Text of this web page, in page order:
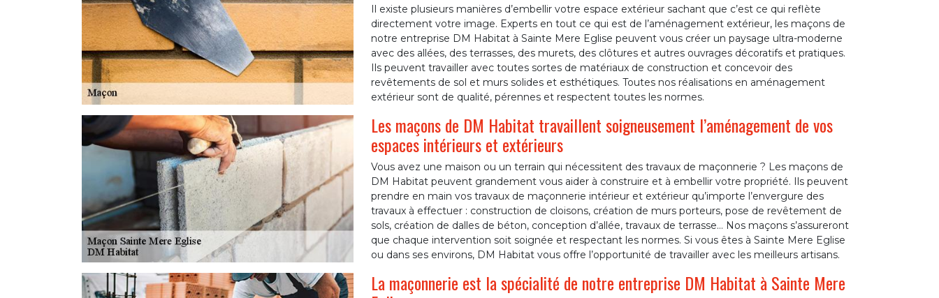
Il existe plusieurs manières d’embellir votre espace extérieur sachant que c’est ce qui reflète
directement votre image. Experts en tout ce qui est de l’aménagement extérieur, les maçons de
notre entreprise DM Habitat à Sainte Mere Eglise peuvent vous créer un paysage ultra-moderne
avec des allées, des terrasses, des murets, des clôtures et autres ouvrages décoratifs et pratiques.
Ils peuvent travailler avec toutes sortes de matériaux de construction et concevoir des
revêtements de sol et murs solides et esthétiques. Toutes nos réalisations en aménagement
extérieur sont de qualité, pérennes et respectent toutes les normes.
Les maçons de DM Habitat travaillent soigneusement l’aménagement de vos
espaces intérieurs et extérieurs
Vous avez une maison ou un terrain qui nécessitent des travaux de maçonnerie ? Les maçons de
DM Habitat peuvent grandement vous aider à construire et à embellir votre propriété. Ils peuvent
prendre en main vos travaux de maçonnerie intérieur et extérieur qu’importe l’envergure des
travaux à effectuer : construction de cloisons, création de murs porteurs, pose de revêtement de
sols, création de dalles de béton, conception d’allée, travaux de terrasse… Nos maçons s’assureront
que chaque intervention soit soignée et respectant les normes. Si vous êtes à Sainte Mere Eglise
ou dans ses environs, DM Habitat vous offre l’opportunité de travailler avec les meilleurs artisans.
La maçonnerie est la spécialité de notre entreprise DM Habitat à Sainte Mere